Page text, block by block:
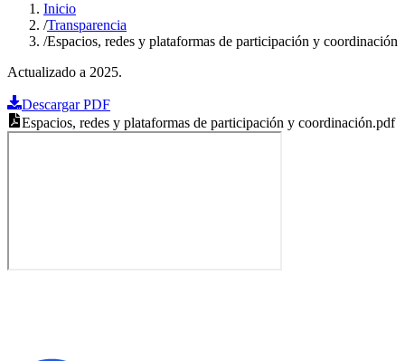
Inicio
/Transparencia
/Espacios, redes y plataformas de participación y coordinación
Actualizado a 2025.
Descargar PDF
Espacios, redes y plataformas de participación y coordinación.pdf